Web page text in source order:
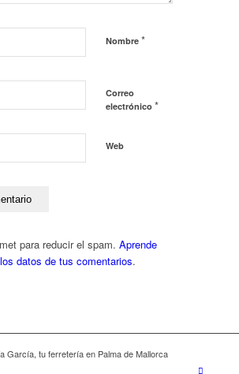
Nombre *
Correo
electrónico *
Web
para reducir el spam. Aprende
datos de tus comentarios.
García, tu ferretería en Palma de Mallorca